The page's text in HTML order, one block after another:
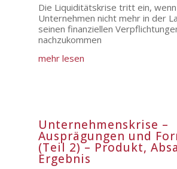
Die Liquiditätskrise tritt ein,
Unternehmen nicht mehr in der
seinen finanziellen
nachzukommen
mehr lesen
Unternehmenskrise –
Ausprägungen und
(Teil 2) – Produkt,
Ergebnis